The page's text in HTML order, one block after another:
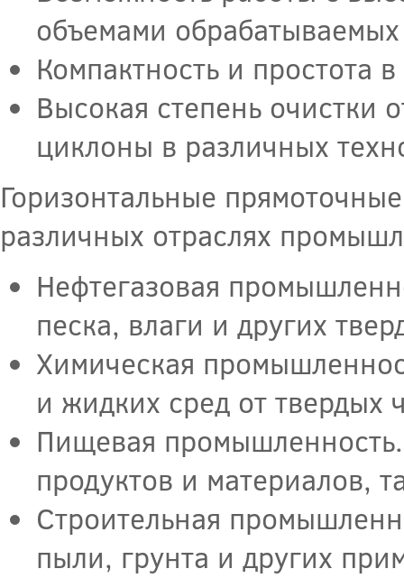
объемами
Компактность и простота
Высокая степень очистки
циклоны в различных
Горизонтальные
различных отраслях
Нефтегазовая
песка, влаги и других
Химическая
и жидких сред от твердых
Пищевая
продуктов и материалов,
Строительная
пыли, грунта и других